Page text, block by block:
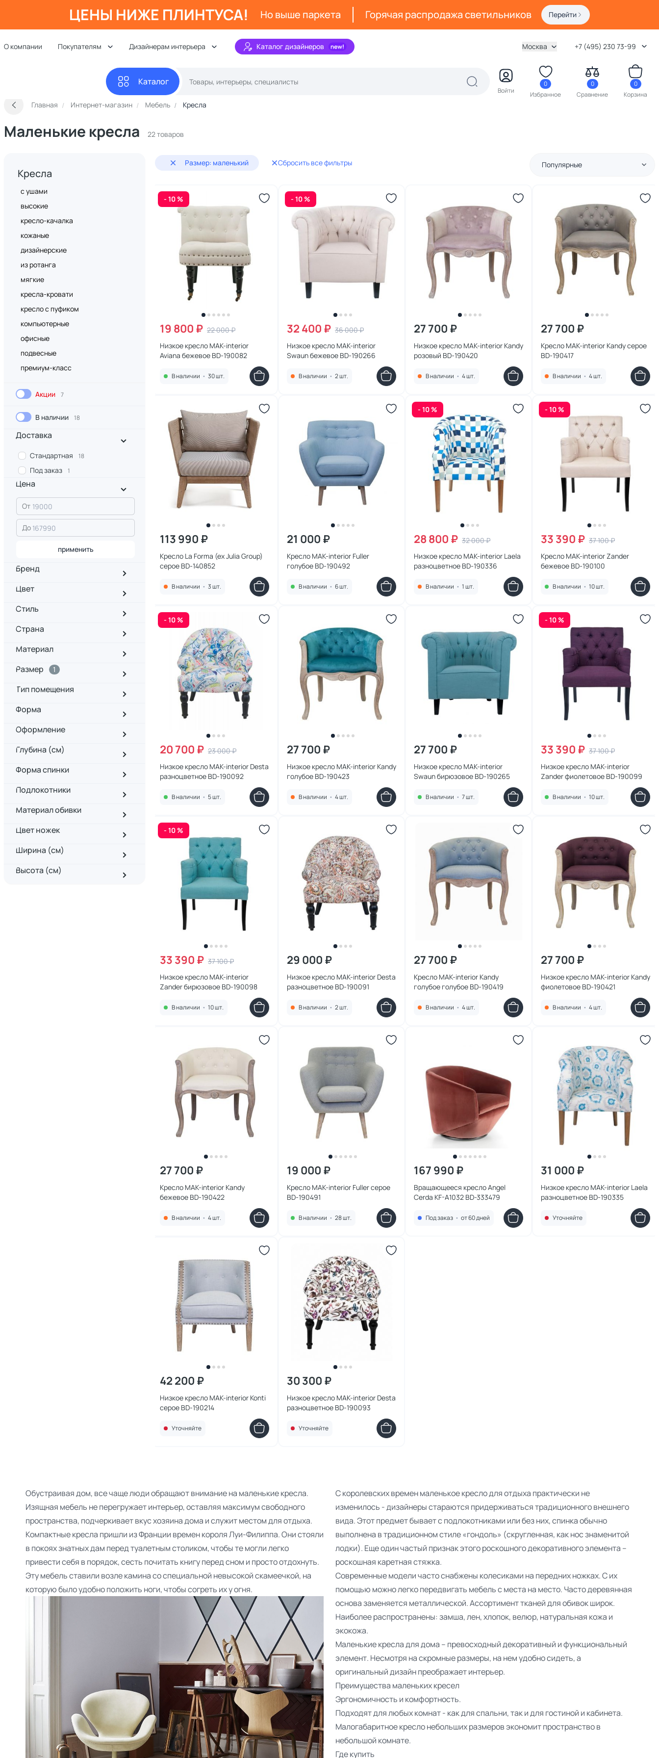
ЦЕНЫ НИЖЕ ПЛИНТУСА! Но выше паркета Горячая распродажа светильников Перейти
О компании Покупателям Дизайнерам интерьера Каталог дизайнеров Москва +7 (495) 230 73-99
Каталог
Войти
0
Избранное
0
Сравнение
0
Корзина
Главная Интернет-магазин Мебель Кресла
Маленькие кресла 22 товаров
Кресла
с ушами
высокие
кресло-качалка
кожаные
дизайнерские
из ротанга
мягкие
кресла-кровати
кресло с пуфиком
компьютерные
офисные
подвесные
премиум-класс
Акции 7
В наличии 18
Доставка
Стандартная 18
Под заказ 1
Цена
От
До
применить
Бренд
Цвет
Стиль
Страна
Материал
Размер
1
Тип помещения
Форма
Оформление
Глубина (см)
Форма спинки
Подлокотники
Материал обивки
Цвет ножек
Ширина (см)
Высота (см)
Размер: маленький Сбросить все фильтры Популярные
- 10 %
19 800 ₽ 22 000 ₽
Низкое кресло MAK-interior
Aviana бежевое BD-190082
В наличии • 30 шт.
- 10 %
32 400 ₽ 36 000 ₽
Низкое кресло MAK-interior
Swaun бежевое BD-190266
В наличии • 2 шт.
27 700 ₽
Низкое кресло MAK-interior Kandy
розовый BD-190420
В наличии • 4 шт.
27 700 ₽
Кресло MAK-interior Kandy серое
BD-190417
В наличии • 4 шт.
113 990 ₽
Кресло La Forma (ex Julia Group)
серое BD-140852
В наличии • 3 шт.
21 000 ₽
Кресло MAK-interior Fuller
голубое BD-190492
В наличии • 6 шт.
- 10 %
28 800 ₽ 32 000 ₽
Низкое кресло MAK-interior Laela
разноцветное BD-190336
В наличии • 1 шт.
- 10 %
33 390 ₽ 37 100 ₽
Кресло MAK-interior Zander
бежевое BD-190100
В наличии • 10 шт.
- 10 %
20 700 ₽ 23 000 ₽
Низкое кресло MAK-interior Desta
разноцветное BD-190092
В наличии • 5 шт.
27 700 ₽
Низкое кресло MAK-interior Kandy
голубое BD-190423
В наличии • 4 шт.
27 700 ₽
Низкое кресло MAK-interior
Swaun бирюзовое BD-190265
В наличии • 7 шт.
- 10 %
33 390 ₽ 37 100 ₽
Низкое кресло MAK-interior
Zander фиолетовое BD-190099
В наличии • 10 шт.
- 10 %
33 390 ₽ 37 100 ₽
Низкое кресло MAK-interior
Zander бирюзовое BD-190098
В наличии • 10 шт.
29 000 ₽
Низкое кресло MAK-interior Desta
разноцветное BD-190091
В наличии • 2 шт.
27 700 ₽
Кресло MAK-interior Kandy
голубое голубое BD-190419
В наличии • 4 шт.
27 700 ₽
Низкое кресло MAK-interior Kandy
фиолетовое BD-190421
В наличии • 4 шт.
27 700 ₽
Кресло MAK-interior Kandy
бежевое BD-190422
В наличии • 4 шт.
19 000 ₽
Кресло MAK-interior Fuller серое
BD-190491
В наличии • 28 шт.
167 990 ₽
Вращающееся кресло Angel
Cerda KF-A1032 BD-333479
Под заказ • от 60 дней
31 000 ₽
Низкое кресло MAK-interior Laela
разноцветное BD-190335
Уточняйте
42 200 ₽
Низкое кресло MAK-interior Konti
серое BD-190214
Уточняйте
30 300 ₽
Низкое кресло MAK-interior Desta
разноцветное BD-190093
Уточняйте
Обустраивая дом, все чаще люди обращают внимание на маленькие кресла.
Изящная мебель не перегружает интерьер, оставляя максимум свободного
пространства, подчеркивает вкус хозяина дома и служит местом для отдыха.
Компактные кресла пришли из Франции времен короля Луи-Филиппа. Они стояли
в покоях знатных дам перед туалетным столиком, чтобы те могли легко
привести себя в порядок, сесть почитать книгу перед сном и просто отдохнуть.
Эту мебель ставили возле камина со специальной невысокой скамеечкой, на
которую было удобно положить ноги, чтобы согреть их у огня.
С королевских времен маленькое кресло для отдыха практически не
изменилось - дизайнеры стараются придерживаться традиционного внешнего
вида. Этот предмет бывает с подлокотниками или без них, спинка обычно
выполнена в традиционном стиле «гондоль» (скругленная, как нос знаменитой
лодки). Еще один частый признак этого роскошного декоративного элемента –
роскошная каретная стяжка.
Современные модели часто снабжены колесиками на передних ножках. С их
помощью можно легко передвигать мебель с места на место. Часто деревянная
основа заменяется металлической. Ассортимент тканей для обивок широк.
Наиболее распространены: замша, лен, хлопок, велюр, натуральная кожа и
экокожа.
Маленькие кресла для дома – превосходный декоративный и функциональный
элемент. Несмотря на скромные размеры, на нем удобно сидеть, а
оригинальный дизайн преображает интерьер.
Преимущества маленьких кресел
Эргономичность и комфортность.
Подходят для любых комнат - как для спальни, так и для гостиной и кабинета.
Малогабаритное кресло небольших размеров экономит пространство в
небольшой комнате.
Где купить